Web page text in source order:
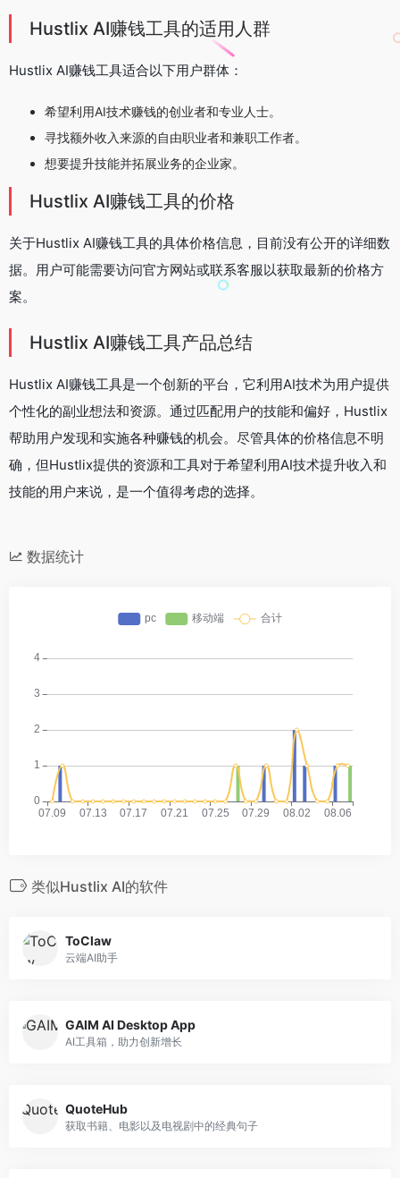
Hustlix AI赚钱工具的适用人群
Hustlix AI赚钱工具适合以下用户群体：
希望利用AI技术赚钱的创业者和专业人士。
寻找额外收入来源的自由职业者和兼职工作者。
想要提升技能并拓展业务的企业家。
Hustlix AI赚钱工具的价格
关于Hustlix AI赚钱工具的具体价格信息，目前没有公开的详细数
据。用户可能需要访问官方网站或联系客服以获取最新的价格方
案。
Hustlix AI赚钱工具产品总结
Hustlix AI赚钱工具是一个创新的平台，它利用AI技术为用户提供
个性化的副业想法和资源。通过匹配用户的技能和偏好，Hustlix
帮助用户发现和实施各种赚钱的机会。尽管具体的价格信息不明
确，但Hustlix提供的资源和工具对于希望利用AI技术提升收入和
技能的用户来说，是一个值得考虑的选择。
数据统计
类似Hustlix AI的软件
ToClaw
云端AI助手
GAIM AI Desktop App
AI工具箱，助力创新增长
QuoteHub
获取书籍、电影以及电视剧中的经典句子